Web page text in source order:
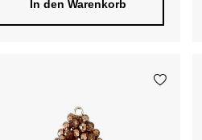
In den Warenkorb